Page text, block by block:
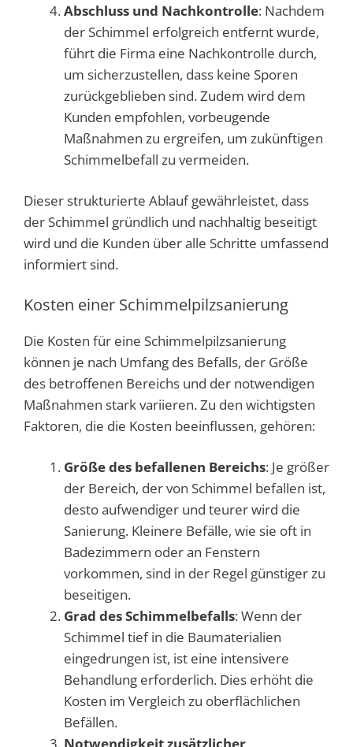
Abschluss und Nachkontrolle: Nachdem
der Schimmel erfolgreich entfernt wurde,
führt die Firma eine Nachkontrolle durch,
um sicherzustellen, dass keine Sporen
zurückgeblieben sind. Zudem wird dem
Kunden empfohlen, vorbeugende
Maßnahmen zu ergreifen, um zukünftigen
Schimmelbefall zu vermeiden.
Dieser strukturierte Ablauf gewährleistet, dass
der Schimmel gründlich und nachhaltig beseitigt
wird und die Kunden über alle Schritte umfassend
informiert sind.
Kosten einer Schimmelpilzsanierung
Die Kosten für eine Schimmelpilzsanierung
können je nach Umfang des Befalls, der Größe
des betroffenen Bereichs und der notwendigen
Maßnahmen stark variieren. Zu den wichtigsten
Faktoren, die die Kosten beeinflussen, gehören:
Größe des befallenen Bereichs: Je größer
der Bereich, der von Schimmel befallen ist,
desto aufwendiger und teurer wird die
Sanierung. Kleinere Befälle, wie sie oft in
Badezimmern oder an Fenstern
vorkommen, sind in der Regel günstiger zu
beseitigen.
Grad des Schimmelbefalls: Wenn der
Schimmel tief in die Baumaterialien
eingedrungen ist, ist eine intensivere
Behandlung erforderlich. Dies erhöht die
Kosten im Vergleich zu oberflächlichen
Befällen.